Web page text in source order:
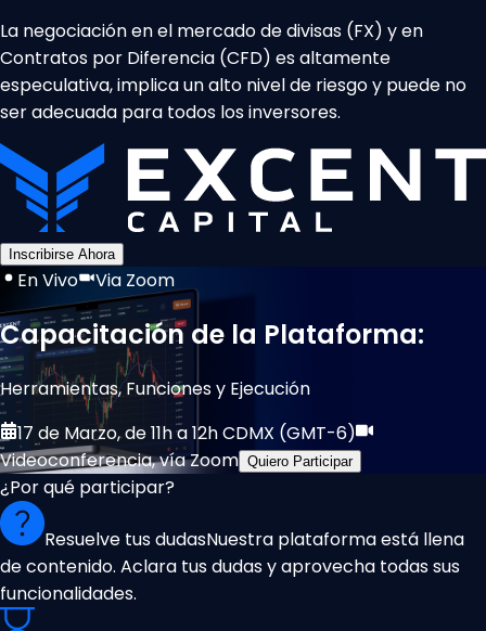
La negociación en el mercado de divisas (FX) y en
Contratos por Diferencia (CFD) es altamente
especulativa, implica un alto nivel de riesgo y puede no
ser adecuada para todos los inversores.
Inscribirse Ahora
En Vivo Via Zoom
Capacitación de la Plataforma:
Herramientas, Funciones y Ejecución
17 de Marzo, de 11h a 12h CDMX (GMT-6)
Videoconferencia, vía Zoom Quiero Participar
¿Por qué participar?
Resuelve tus dudasNuestra plataforma está llena
de contenido. Aclara tus dudas y aprovecha todas sus
funcionalidades.